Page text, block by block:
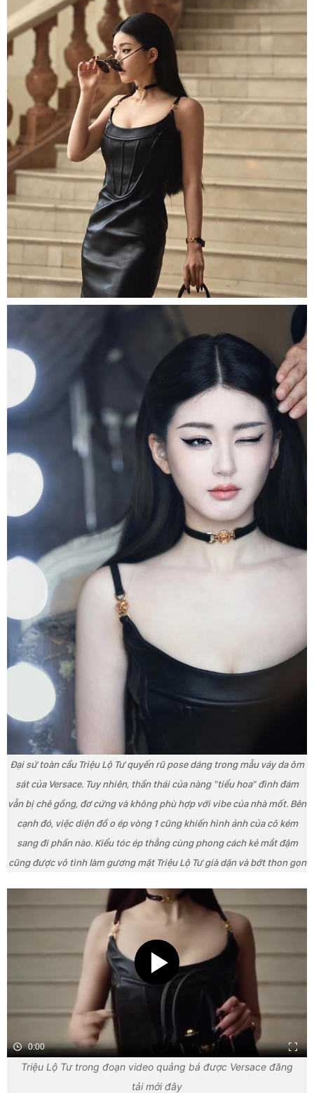
Đại sứ toàn cầu Triệu Lộ Tư quyến rũ pose dáng trong mẫu váy da ôm
sát của Versace. Tuy nhiên, thần thái của nàng "tiểu hoa" đình đám
vẫn bị chê gồng, đơ cứng và không phù hợp với vibe của nhà mốt. Bên
cạnh đó, việc diện đồ o ép vòng 1 cũng khiến hình ảnh của cô kém
sang đi phần nào. Kiểu tóc ép thẳng cùng phong cách kẻ mắt đậm
cũng được vô tình làm gương mặt Triệu Lộ Tư già dặn và bớt thon gọn
0:00
Triệu Lộ Tư trong đoạn video quảng bá được Versace đăng
tải mới đây